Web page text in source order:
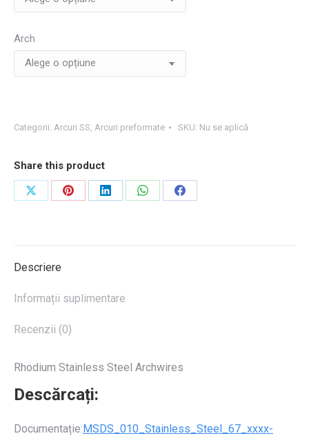
Arch
Categorii: Arcuri SS Arcuri preformate SKU: Nu se aplică
Share this product
Share
Share
Share
Share
Share
Descriere
Informații suplimentare
Recenzii (0)
Rhodium Stainless Steel Archwires
Descărcați:
Documentație:MSDS_010_Stainless_Steel_67_xxxx-